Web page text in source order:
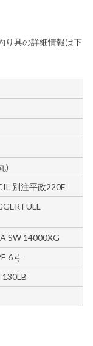
り具の詳細情報は下
)
別注平政220F
FULL
SW 14000XG
6号